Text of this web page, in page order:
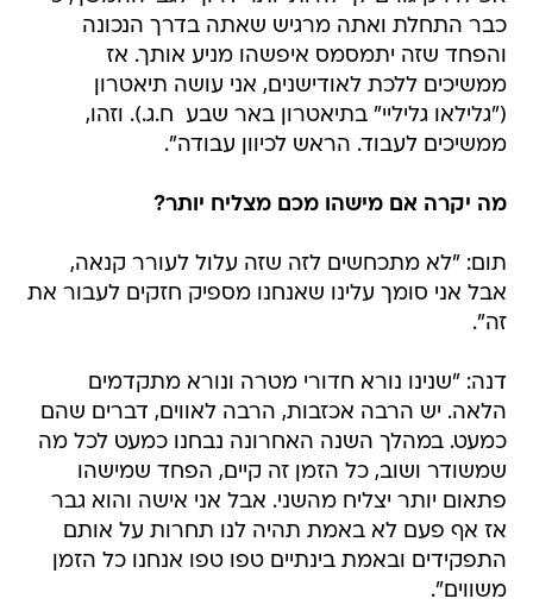
כבר התחלת ואתה מרגיש שאתה בדרך הנכונה
והפחד שזה יתמסמס איפשהו מניע אותך. אז
ממשיכים ללכת לאודישנים, אני עושה תיאטרון
("גלילאו גליליי" בתיאטרון באר שבע  ח.ג.). וזהו,
ממשיכים לעבוד. הראש לכיוון עבודה".
מה יקרה אם מישהו מכם מצליח יותר?
תום: "לא מתכחשים לזה שזה עלול לעורר קנאה,
אבל אני סומך עלינו שאנחנו מספיק חזקים לעבור את
זה".
דנה: "שנינו נורא חדורי מטרה ונורא מתקדמים
הלאה. יש הרבה אכזבות, הרבה לאווים, דברים שהם
כמעט. במהלך השנה האחרונה נבחנו כמעט לכל מה
שמשודר ושוב, כל הזמן זה קיים, הפחד שמישהו
פתאום יותר יצליח מהשני. אבל אני אישה והוא גבר
אז אף פעם לא באמת תהיה לנו תחרות על אותם
התפקידים ובאמת בינתיים טפו טפו אנחנו כל הזמן
משווים".